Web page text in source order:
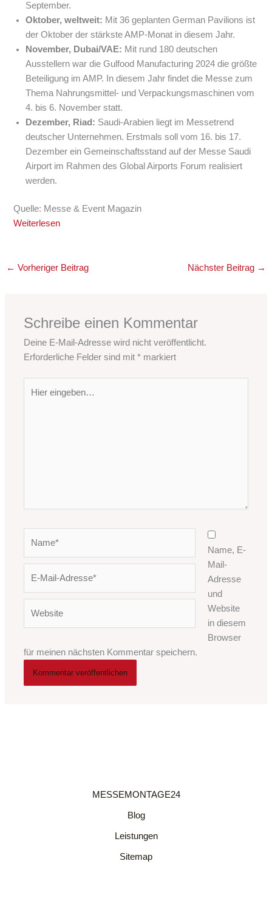
September.
Oktober, weltweit: Mit 36 geplanten German Pavilions ist
der Oktober der stärkste AMP-Monat in diesem Jahr.
November, Dubai/VAE: Mit rund 180 deutschen
Ausstellern war die Gulfood Manufacturing 2024 die größte
Beteiligung im AMP. In diesem Jahr findet die Messe zum
Thema Nahrungsmittel- und Verpackungsmaschinen vom
4. bis 6. November statt.
Dezember, Riad: Saudi-Arabien liegt im Messetrend
deutscher Unternehmen. Erstmals soll vom 16. bis 17.
Dezember ein Gemeinschaftsstand auf der Messe Saudi
Airport im Rahmen des Global Airports Forum realisiert
werden.
Quelle: Messe & Event Magazin
Weiterlesen
← Vorheriger Beitrag Nächster Beitrag →
Schreibe einen Kommentar
Deine E-Mail-Adresse wird nicht veröffentlicht.
Erforderliche Felder sind mit* markiert
eingeben…
Adresse*
Name, E-
Mail-
Adresse
und
Website
in diesem
Browser
für meinen nächsten Kommentar speichern.
MESSEMONTAGE24
Blog
Leistungen
Sitemap